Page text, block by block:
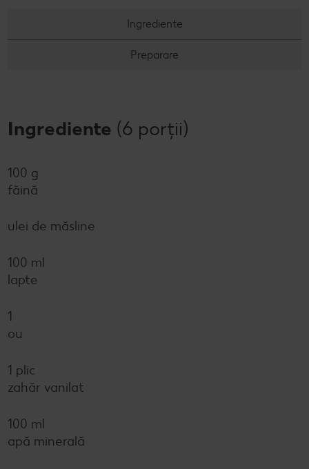
Revista Kaufland - Acum și pe WhatsApp!
Ingrediente
Preparare
Ingrediente (6 porții)
100 g
făină
ulei de măsline
100 ml
lapte
1
ou
1 plic
zahăr vanilat
100 ml
apă minerală